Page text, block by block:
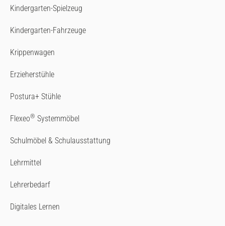
Kindergarten-Spielzeug
Kindergarten-Fahrzeuge
Krippenwagen
Erzieherstühle
Postura+ Stühle
Flexeo® Systemmöbel
Schulmöbel & Schulausstattung
Lehrmittel
Lehrerbedarf
Digitales Lernen